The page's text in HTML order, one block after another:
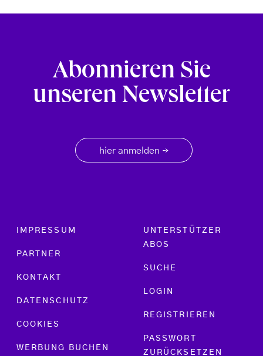
Abonnieren Sie
unseren Newsletter
hier anmelden →
Footer menu
IMPRESSUM
PARTNER
KONTAKT
DATENSCHUTZ
COOKIES
WERBUNG BUCHEN
UNTERSTÜTZER
ABOS
SUCHE
LOGIN
REGISTRIEREN
PASSWORT
ZURÜCKSETZEN